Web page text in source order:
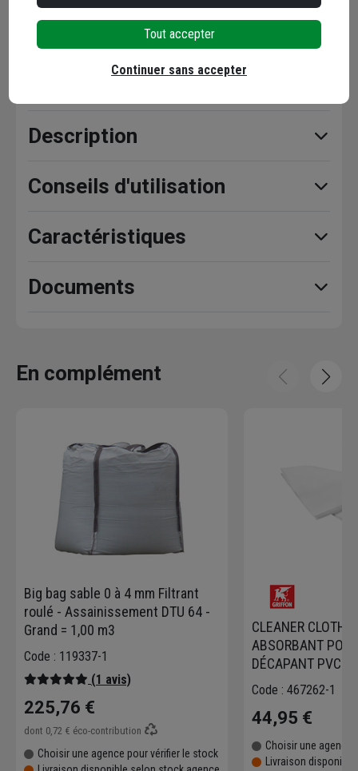
Description
Conseils d'utilisation
Caractéristiques
Documents
En complément
Big bag sable 0 à 4 mm Filtrant
roulé - Assainissement DTU 64 -
Grand = 1,00 m3
Code : 119337-1
(1 avis)
225,76 €
dont 0,72 € éco-contribution
Choisir une agence pour vérifier le stock
CLEANER CLOTH
ABSORBANT
DÉCAPANT PVC
Code : 467262-1
44,95 €
Choisir une agence
Livraison
Tout accepter
Continuer sans accepter